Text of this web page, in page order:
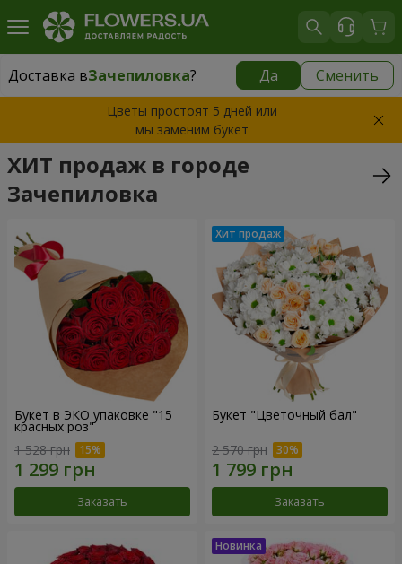
Доставка вЗачепиловка? Да Сменить
Доставка вЗачепиловка|1130 грн
Цветы простоят 5 дней или
мы заменим букет
ХИТ продаж в городе
Зачепиловка
Букет в ЭКО упаковке "15
красных роз"
1 528 грн
Заказать
Букет "Цветочный бал"
2 570 грн
Заказать